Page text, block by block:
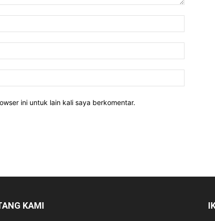
ini untuk lain kali saya berkomentar.
KAMI